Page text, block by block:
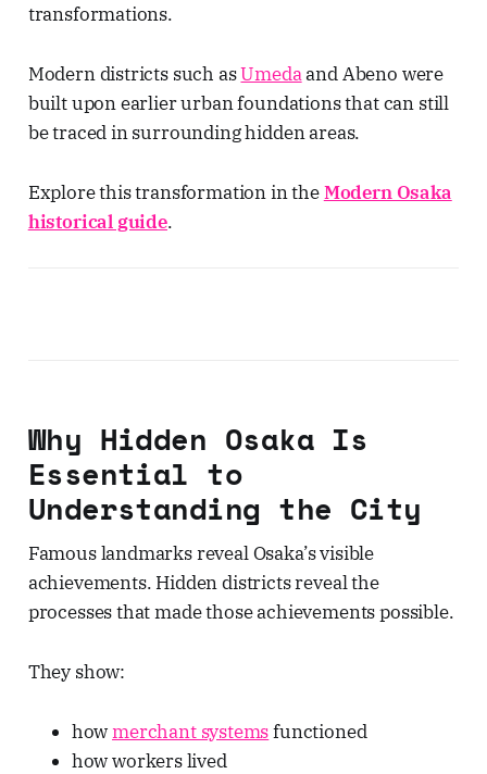
transformations.
Modern districts such asUmedaand Abeno were
built upon earlier urban foundations that can still
be traced in surrounding hidden areas.
Explore this transformation in theModern Osaka
historical guide.
Why Hidden Osaka Is
Essential to
Understanding the City
Famous landmarks reveal Osaka’s visible
achievements. Hidden districts reveal the
processes that made those achievements possible.
They show:
howmerchant systemsfunctioned
how workers lived